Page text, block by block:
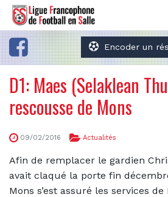
Encoder un
D1: Maes (Selaklean
rescousse de Mons
09/02/2016 Actualités
Afin de remplacer le gardien
avait claqué la porte fin
Mons s’est assuré les services